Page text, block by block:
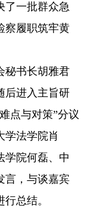
了一批群众急
察履职筑牢黄
书长胡雅君
后进入主旨研
点与对策”分议
学法学院肖
学院何磊、中
言，与谈嘉宾
总结。